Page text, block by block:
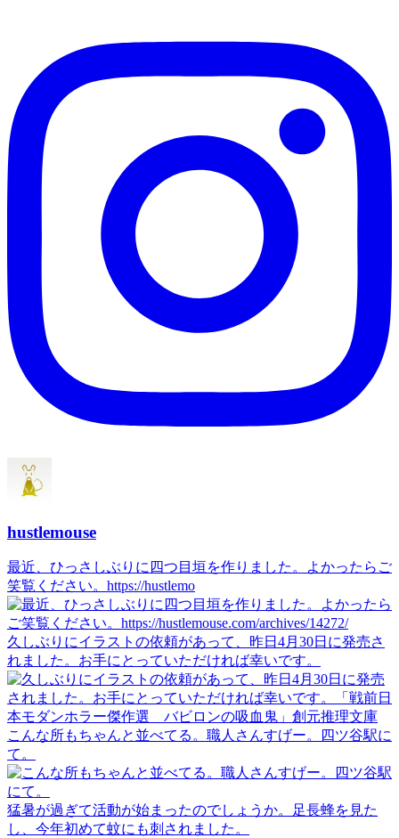
hustlemouse
最近、ひっさしぶりに四つ目垣を作りました。よかったらご
笑覧ください。https://hustlemo
久しぶりにイラストの依頼があって、昨日4月30日に発売さ
れました。お手にとっていただければ幸いです。
こんな所もちゃんと並べてる。職人さんすげー。四ツ谷駅に
て。
猛暑が過ぎて活動が始まったのでしょうか。足長蜂を見た
し、今年初めて蚊にも刺されました。